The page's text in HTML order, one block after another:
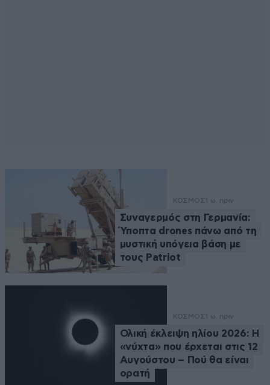
ΚΟΣΜΟΣ 1 ω. πριν
Συναγερμός στη Γερμανία:
Ύποπτα drones πάνω από τη
μυστική υπόγεια βάση με
τους Patriot
ΚΟΣΜΟΣ 1 ω. πριν
Ολική έκλειψη ηλίου 2026: Η
«νύχτα» που έρχεται στις 12
Αυγούστου – Πού θα είναι
ορατή